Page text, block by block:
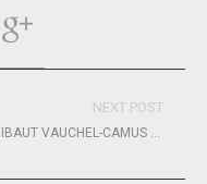
NEXT POST
THIBAUT VAUCHEL-CAMUS EMBARQUE QUENTIN VLAMYNCK